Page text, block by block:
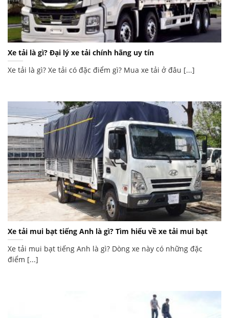
Xe tải là gì? Đại lý xe tải chính hãng uy tín
Xe tải là gì? Xe tải có đặc điểm gì? Mua xe tải ở đâu [...]
Xe tải mui bạt tiếng Anh là gì? Tìm hiểu về xe tải mui bạt
Xe tải mui bạt tiếng Anh là gì? Dòng xe này có những đặc
điểm [...]